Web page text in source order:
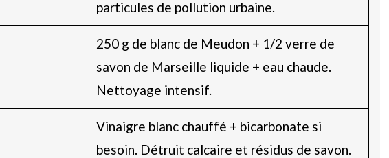
particules de pollution urbaine.
250 g de blanc de Meudon + 1/2 verre de
savon de Marseille liquide + eau chaude.
Nettoyage intensif.
Vinaigre blanc chauffé + bicarbonate si
besoin. Détruit calcaire et résidus de savon.